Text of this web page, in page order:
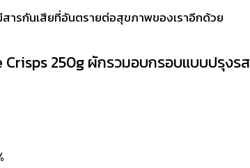
ารกันเสียที่อันตรายต่อสุขภาพของเราอีกด้วย
Crisps 250g ผักรวมอบกรอบแบบปรุงรส